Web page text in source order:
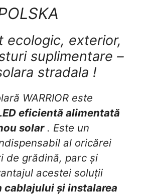
ecologic, exterior,
suplimentare –
stradala !
WARRIOR este
eficientă alimentată
solar. Este un
al oricărei
de grădină, parc și
acestei soluții
cablajului și instalarea